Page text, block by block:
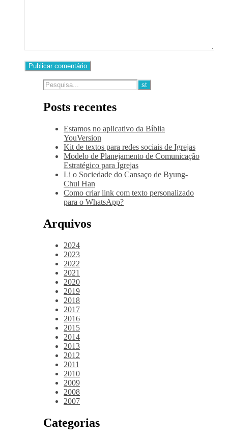
Posts recentes
Estamos no aplicativo da Bíblia
YouVersion
Kit de textos para redes sociais de Igrejas
Modelo de Planejamento de Comunicação
Estratégico para Igrejas
Li o Sociedade do Cansaço de Byung-
Chul Han
Como criar link com texto personalizado
para o WhatsApp?
Arquivos
2024
2023
2022
2021
2020
2019
2018
2017
2016
2015
2014
2013
2012
2011
2010
2009
2008
2007
Categorias